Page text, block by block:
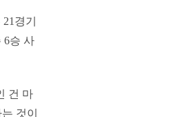
경기
6승 사
건 마
것이